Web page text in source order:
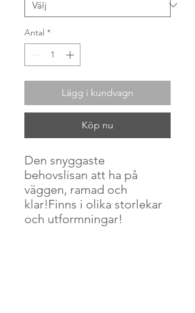
Antal *
Lägg i kundvagn
Köp nu
Den snyggaste
behovslisan att ha på
väggen, ramad och
klar!Finns i olika storlekar
och utformningar!